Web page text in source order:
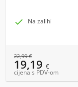
 Na zalihi
22,99€
19,19 €
cijena s PDV-om